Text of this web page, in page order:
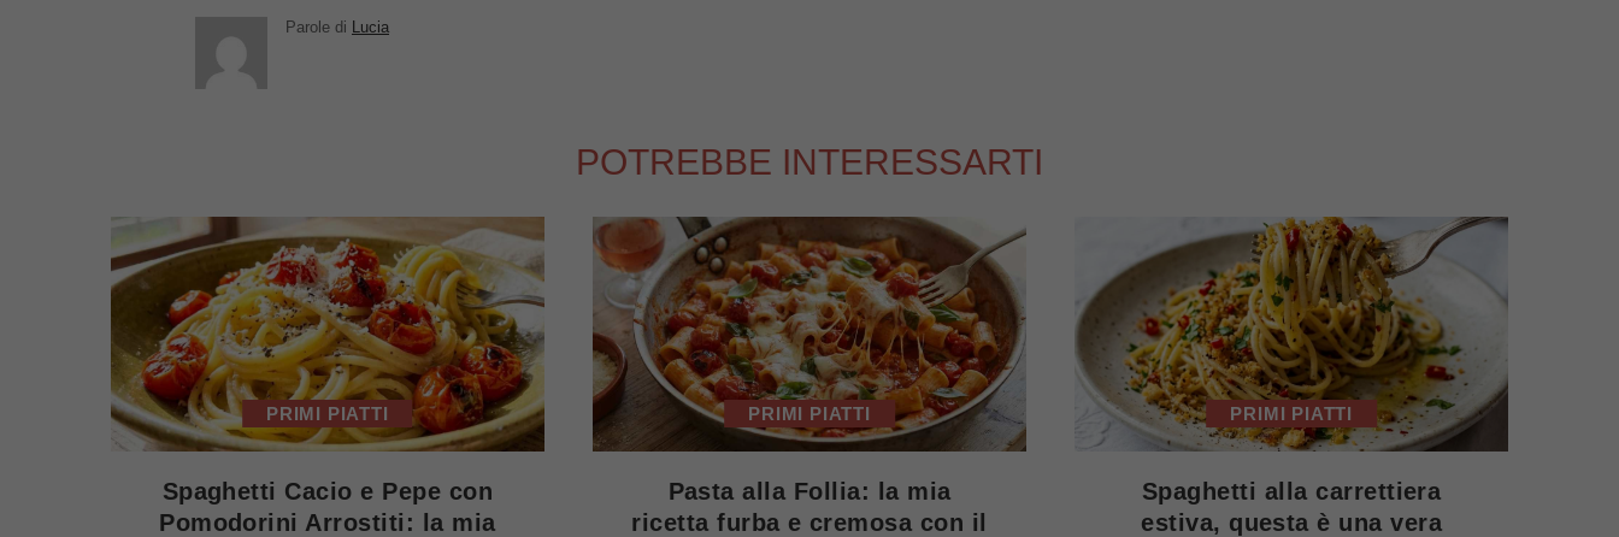
Parole di Lucia
POTREBBE INTERESSARTI
PRIMI PIATTI
Spaghetti Cacio e Pepe con
Pomodorini Arrostiti: la mia
PRIMI PIATTI
Pasta alla Follia: la mia
ricetta furba e cremosa con il
PRIMI PIATTI
Spaghetti alla carrettiera
estiva, questa è una vera